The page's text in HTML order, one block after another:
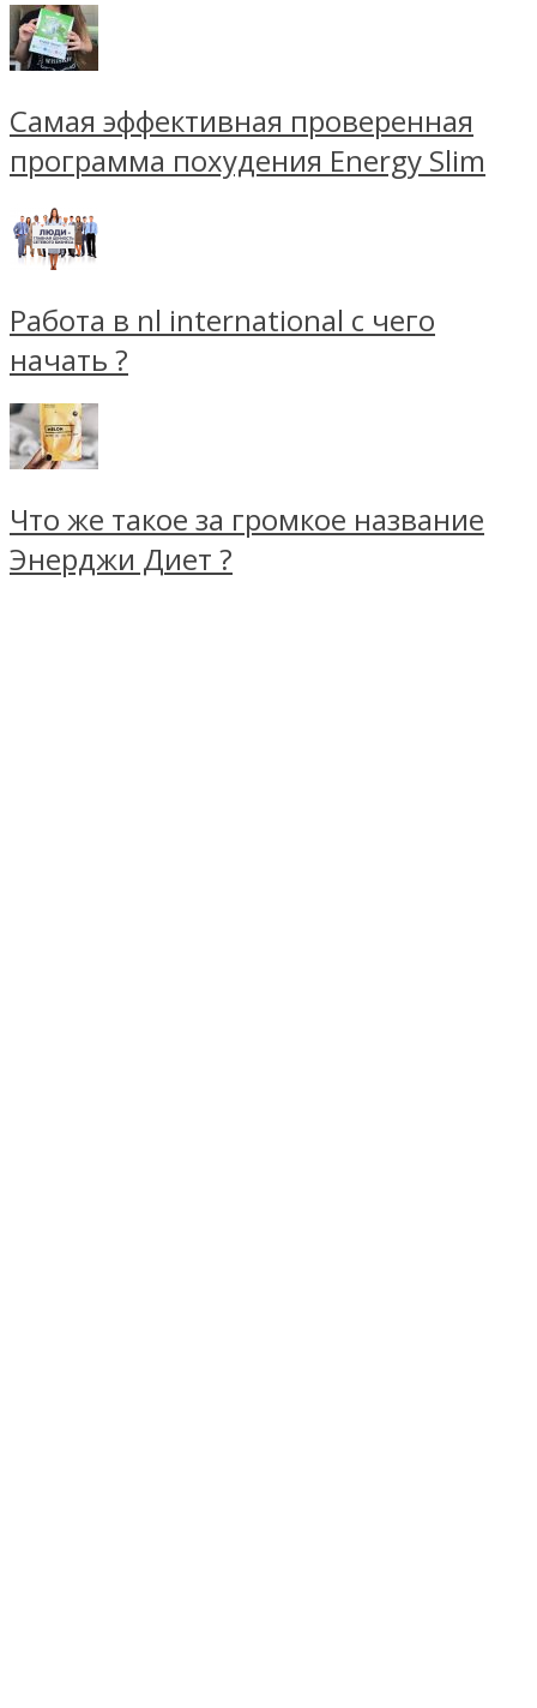
Самая эффективная проверенная
программа похудения Energy Slim
Работа в nl international с чего
начать ?
Что же такое за громкое название
Энерджи Диет ?